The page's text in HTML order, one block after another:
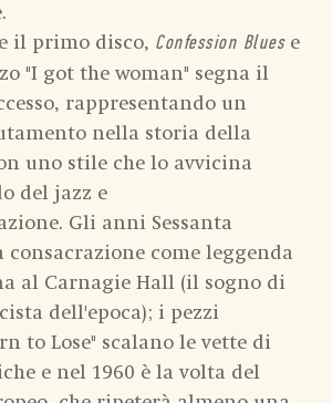
il primo disco, Confession Bluese
"I got the woman" segna il
rappresentando un
nella storia della
uno stile che lo avvicina
del jazz e
Gli anni Sessanta
consacrazione come leggenda
al Carnagie Hall (il sogno di
dell'epoca); i pezzi
to Lose" scalano le vette di
e nel 1960 è la volta del